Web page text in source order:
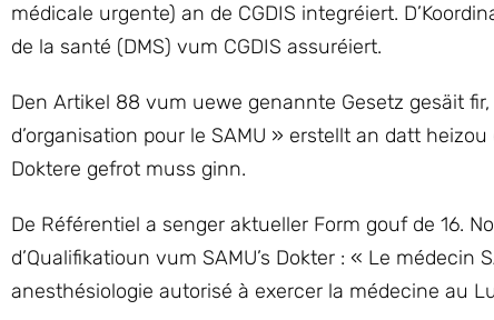
médicale urgente) an de CGDIS integréiert.
de la santé (DMS) vum CGDIS assuréiert.
Den Artikel 88 vum uewe genannte Gesetz gesäit
d’organisation pour le SAMU » erstellt an datt
Doktere gefrot muss ginn.
De Référentiel a senger aktueller Form gouf de 16.
d’Qualifikatioun vum SAMU’s Dokter : « Le
anesthésiologie autorisé à exercer la médecine au